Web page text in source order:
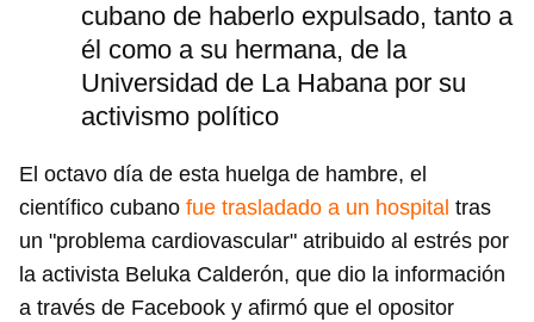
cubano de haberlo expulsado, tanto a
él como a su hermana, de la
Universidad de La Habana por su
activismo político
El octavo día de esta huelga de hambre, el
científico cubano fue trasladado a un hospital tras
un "problema cardiovascular" atribuido al estrés por
la activista Beluka Calderón, que dio la información
a través de Facebook y afirmó que el opositor